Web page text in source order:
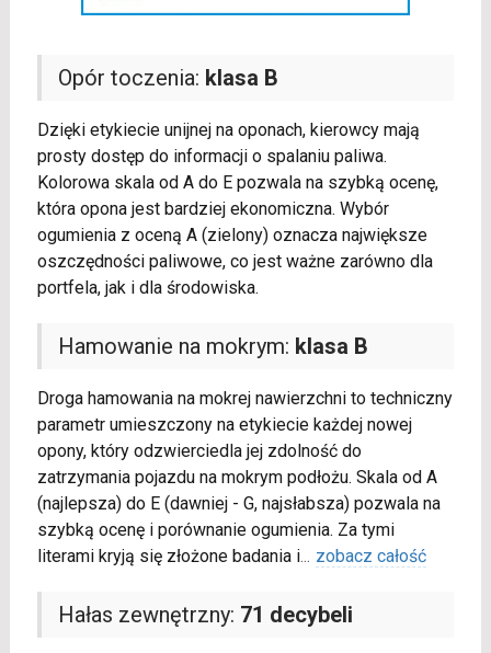
Opór toczenia: klasa B
Dzięki etykiecie unijnej na oponach, kierowcy mają
prosty dostęp do informacji o spalaniu paliwa.
Kolorowa skala od A do E pozwala na szybką ocenę,
która opona jest bardziej ekonomiczna. Wybór
ogumienia z oceną A (zielony) oznacza największe
oszczędności paliwowe, co jest ważne zarówno dla
portfela, jak i dla środowiska.
Hamowanie na mokrym: klasa B
Droga hamowania na mokrej nawierzchni to techniczny
parametr umieszczony na etykiecie każdej nowej
opony, który odzwierciedla jej zdolność do
zatrzymania pojazdu na mokrym podłożu. Skala od A
(najlepsza) do E (dawniej - G, najsłabsza) pozwala na
szybką ocenę i porównanie ogumienia. Za tymi
literami kryją się złożone badania i... zobacz całość
Hałas zewnętrzny: 71 decybeli